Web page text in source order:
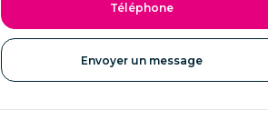
Téléphone
Envoyer un message